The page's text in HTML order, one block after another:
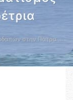
στην Πάτρα …